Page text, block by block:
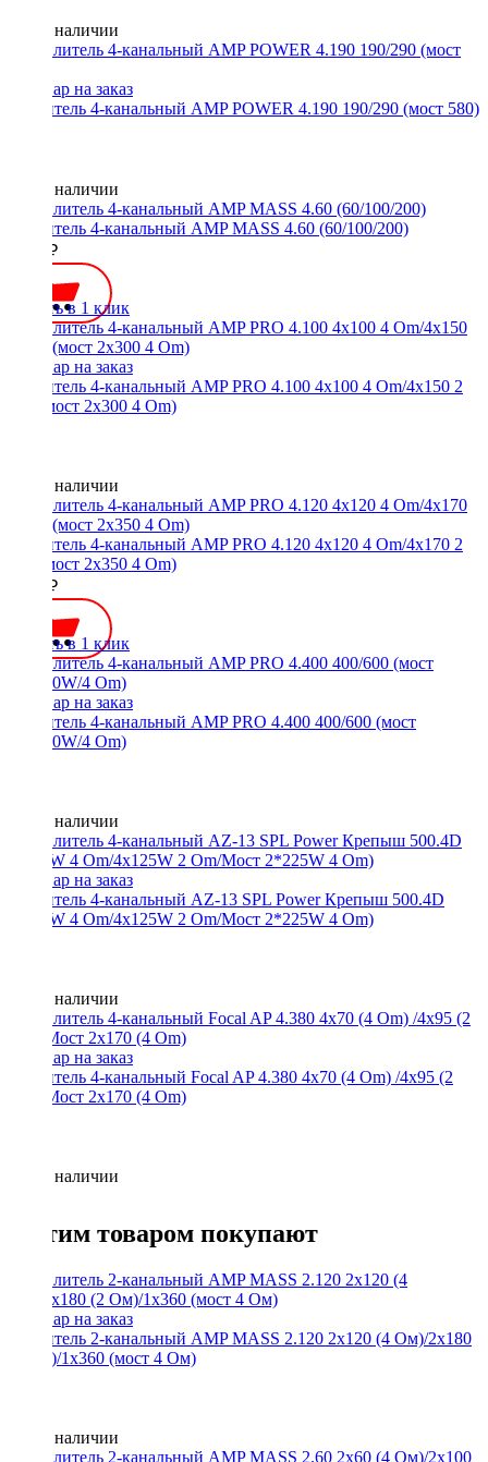
Нет в наличии
Усилитель 4-канальный AMP POWER 4.190 190/290 (мост 580)
Нет в наличии
Усилитель 4-канальный AMP MASS 4.60 (60/100/200)
4990 ₽
Купить в 1 клик
Усилитель 4-канальный AMP PRO 4.100 4x100 4 Om/4x150 2
Om (мост 2x300 4 Om)
Нет в наличии
Усилитель 4-канальный AMP PRO 4.120 4x120 4 Om/4x170 2
Om (мост 2x350 4 Om)
9990 ₽
Купить в 1 клик
Усилитель 4-канальный AMP PRO 4.400 400/600 (мост
2x1200W/4 Om)
Нет в наличии
Усилитель 4-канальный AZ-13 SPL Power Крепыш 500.4D
(4x90W 4 Om/4x125W 2 Om/Мост 2*225W 4 Om)
Нет в наличии
Усилитель 4-канальный Focal AP 4.380 4x70 (4 Om) /4x95 (2
Om)/Мост 2x170 (4 Om)
Нет в наличии
С этим товаром покупают
Усилитель 2-канальный AMP MASS 2.120 2x120 (4 Ом)/2x180
(2 Ом)/1x360 (мост 4 Ом)
Нет в наличии